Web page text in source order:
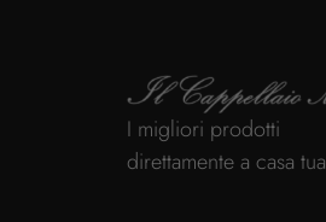
I migliori prodotti
direttamente a casa tua